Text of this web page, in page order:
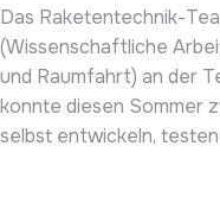
Das Raketentechnik-
(Wissenschaftliche
und Raumfahrt) an der
konnte diesen Sommer
selbst entwickeln,